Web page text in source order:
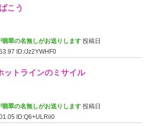
こう
翠の名無しがお送りします 投稿日
ID:/Jz2YWHF0
ットラインのミサイル
翠の名無しがお送りします 投稿日
ID:Q6+ULRii0